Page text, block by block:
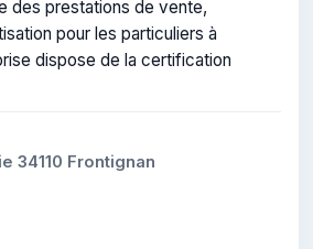
des prestations de vente,
pour les particuliers à
dispose de la certification
34110 Frontignan